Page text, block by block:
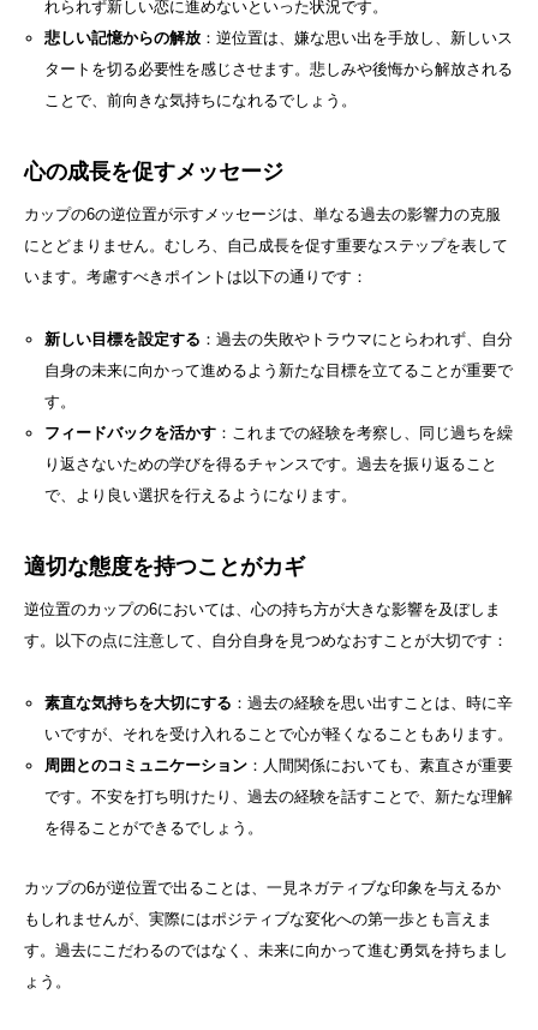
れられず新しい恋に進めないといった状況です。
悲しい記憶からの解放：逆位置は、嫌な思い出を手放し、新しいス
タートを切る必要性を感じさせます。悲しみや後悔から解放される
ことで、前向きな気持ちになれるでしょう。
心の成長を促すメッセージ
カップの6の逆位置が示すメッセージは、単なる過去の影響力の克服
にとどまりません。むしろ、自己成長を促す重要なステップを表して
います。考慮すべきポイントは以下の通りです：
新しい目標を設定する ：過去の失敗やトラウマにとらわれず、自分
自身の未来に向かって進めるよう新たな目標を立てることが重要で
す。
フィードバックを活かす：これまでの経験を考察し、同じ過ちを繰
り返さないための学びを得るチャンスです。過去を振り返ること
で、より良い選択を行えるようになります。
適切な態度を持つことがカギ
逆位置のカップの6においては、心の持ち方が大きな影響を及ぼしま
す。以下の点に注意して、自分自身を見つめなおすことが大切です：
素直な気持ちを大切にする ：過去の経験を思い出すことは、時に辛
いですが、それを受け入れることで心が軽くなることもあります。
周囲とのコミュニケーション：人間関係においても、素直さが重要
です。不安を打ち明けたり、過去の経験を話すことで、新たな理解
を得ることができるでしょう。
カップの6が逆位置で出ることは、一見ネガティブな印象を与えるか
もしれませんが、実際にはポジティブな変化への第一歩とも言えま
す。過去にこだわるのではなく、未来に向かって進む勇気を持ちまし
ょう。